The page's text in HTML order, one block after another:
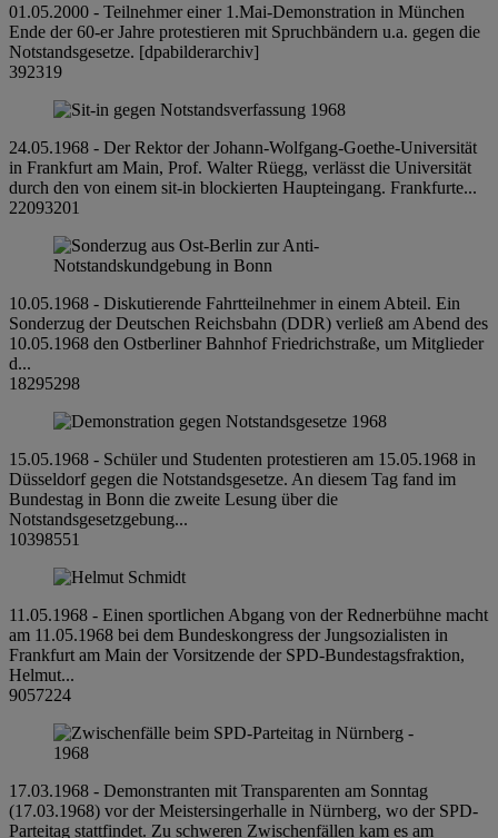
01.05.2000 - Teilnehmer einer 1.Mai-Demonstration in München
Ende der 60-er Jahre protestieren mit Spruchbändern u.a. gegen die
Notstandsgesetze. [dpabilderarchiv]
392319
24.05.1968 - Der Rektor der Johann-Wolfgang-Goethe-Universität
in Frankfurt am Main, Prof. Walter Rüegg, verlässt die Universität
durch den von einem sit-in blockierten Haupteingang. Frankfurte...
22093201
10.05.1968 - Diskutierende Fahrtteilnehmer in einem Abteil. Ein
Sonderzug der Deutschen Reichsbahn (DDR) verließ am Abend des
10.05.1968 den Ostberliner Bahnhof Friedrichstraße, um Mitglieder
d...
18295298
15.05.1968 - Schüler und Studenten protestieren am 15.05.1968 in
Düsseldorf gegen die Notstandsgesetze. An diesem Tag fand im
Bundestag in Bonn die zweite Lesung über die
Notstandsgesetzgebung...
10398551
11.05.1968 - Einen sportlichen Abgang von der Rednerbühne macht
am 11.05.1968 bei dem Bundeskongress der Jungsozialisten in
Frankfurt am Main der Vorsitzende der SPD-Bundestagsfraktion,
Helmut...
9057224
17.03.1968 - Demonstranten mit Transparenten am Sonntag
(17.03.1968) vor der Meistersingerhalle in Nürnberg, wo der SPD-
Parteitag stattfindet. Zu schweren Zwischenfällen kam es am